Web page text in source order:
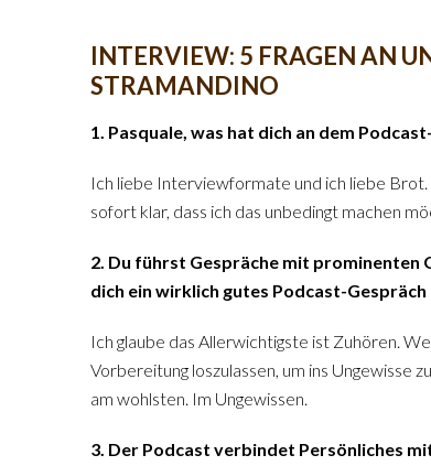
INTERVIEW: 5 FRAGEN AN
STRAMANDINO
1. Pasquale, was hat dich an dem
Ich liebe Interviewformate und ich liebe
sofort klar, dass ich das unbedingt machen
2. Du führst Gespräche mit prominenten
dich ein wirklich gutes Podcast-Gespräch
Ich glaube das Allerwichtigste ist Zuhören.
Vorbereitung loszulassen, um ins Ungewisse
am wohlsten. Im Ungewissen.
3. Der Podcast verbindet Persönliches